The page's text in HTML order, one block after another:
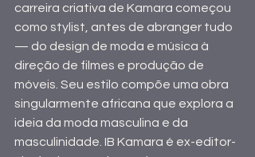
carreira criativa de Kamara começou
como stylist, antes de abranger tudo
— do design de moda e música à
direção de filmes e produção de
móveis. Seu estilo compõe uma obra
singularmente africana que explora a
ideia da moda masculina e da
masculinidade. IB Kamara é ex-editor-